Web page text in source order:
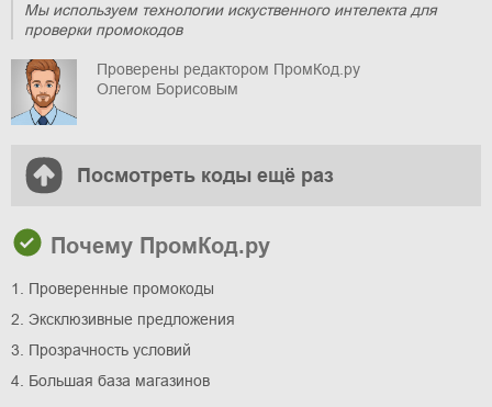
Мы используем технологии искуственного интелекта для
проверки промокодов
Проверены редактором ПромКод.ру
Олегом Борисовым
Посмотреть коды ещё раз
Почему ПромКод.ру
1. Проверенные промокоды
2. Эксклюзивные предложения
3. Прозрачность условий
4. Большая база магазинов